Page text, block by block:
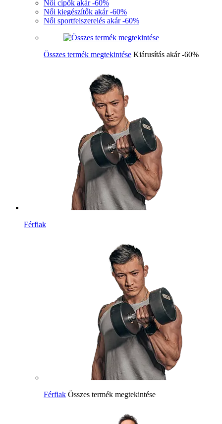
Női cipők akár -60%
Női kiegészítők akár -60%
Női sportfelszerelés akár -60%
Összes termék megtekintése Kiárusítás akár -60%
Férfiak
Férfiak Összes termék megtekintése